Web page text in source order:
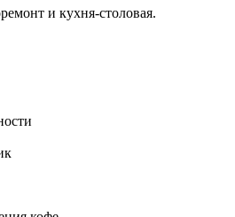
и кухня-столовая.